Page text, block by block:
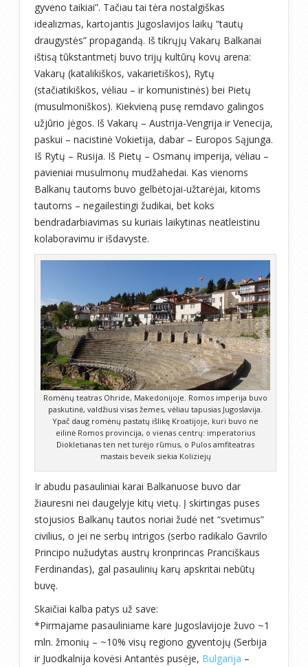
gyveno taikiai”. Tačiau tai tėra nostalgiškas
idealizmas, kartojantis Jugoslavijos laikų “tautų
draugystės” propagandą. Iš tikrųjų Vakarų Balkanai
ištisą tūkstantmetį buvo trijų kultūrų kovų arena:
Vakarų (katalikiškos, vakarietiškos), Rytų
(stačiatikiškos, vėliau – ir komunistinės) bei Pietų
(musulmoniškos). Kiekvieną pusę remdavo galingos
užjūrio jėgos. Iš Vakarų – Austrija-Vengrija ir Venecija,
paskui – nacistinė Vokietija, dabar – Europos Sąjunga.
Iš Rytų – Rusija. Iš Pietų – Osmanų imperija, vėliau –
pavieniai musulmonų mudžahedai. Kas vienoms
Balkanų tautoms buvo gelbėtojai-užtarėjai, kitoms
tautoms – negailestingi žudikai, bet koks
bendradarbiavimas su kuriais laikytinas neatleistinu
kolaboravimu ir išdavyste.
Romėnų teatras Ohride, Makedonijoje. Romos imperija buvo
paskutinė, valdžiusi visas žemes, vėliau tapusias Jugoslavija.
Ypač daug romėnų pastatų išlikę Kroatijoje, kuri buvo ne
eilinė Romos provincija, o vienas centrų: imperatorius
Diokletianas ten net turėjo rūmus, o Pulos amfiteatras
mastais beveik siekia Koliziejų
Ir abudu pasauliniai karai Balkanuose buvo dar
žiauresni nei daugelyje kitų vietų. Į skirtingas puses
stojusios Balkanų tautos noriai žudė net “svetimus”
civilius, o jei ne serbų intrigos (serbo radikalo Gavrilo
Principo nužudytas austrų kronprincas Pranciškaus
Ferdinandas), gal pasaulinių karų apskritai nebūtų
buvę.
Skaičiai kalba patys už save:
*Pirmajame pasauliniame kare Jugoslavijoje žuvo ~1
mln. žmonių – ~10% visų regiono gyventojų (Serbija
ir Juodkalnija kovėsi Antantės pusėje, Bulgarija –